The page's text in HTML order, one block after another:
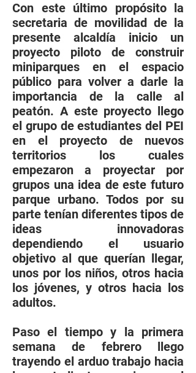
Con este último propósito la
secretaria de movilidad de la
presente alcaldía inicio un
proyecto piloto de construir
miniparques en el espacio
público para volver a darle la
importancia de la calle al
peatón. A este proyecto llego
el grupo de estudiantes del PEI
en el proyecto de nuevos
territorios los cuales
empezaron a proyectar por
grupos una idea de este futuro
parque urbano. Todos por su
parte tenían diferentes tipos de
ideas innovadoras
dependiendo el usuario
objetivo al que querían llegar,
unos por los niños, otros hacia
los jóvenes, y otros hacia los
adultos.
Paso el tiempo y la primera
semana de febrero llego
trayendo el arduo trabajo hacia